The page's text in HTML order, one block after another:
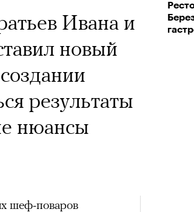
Ивана и
новый
результаты
нюансы
шеф-поваров